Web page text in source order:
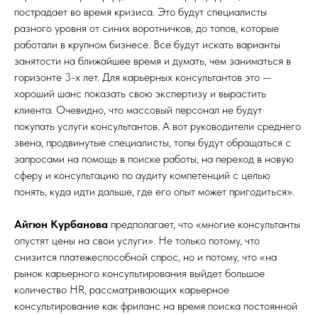
пострадает во время кризиса. Это будут специалисты
разного уровня от синих воротничков, до топов, которые
работали в крупном бизнесе. Все будут искать варианты
занятости на ближайшее время и думать, чем заниматься в
горизонте 3-х лет. Для карьерных консультантов это —
хороший шанс показать свою экспертизу и вырастить
клиента. Очевидно, что массовый персонал не будут
покупать услуги консультантов. А вот руководители среднего
звена, продвинутые специалисты, топы будут обращаться с
запросами на помощь в поиске работы, на переход в новую
сферу и консультацию по аудиту компетенций с целью
понять, куда идти дальше, где его опыт может пригодиться».
Айгюн Курбанова предполагает, что «многие консультанты
опустят цены на свои услуги». Не только потому, что
снизится платежеспособной спрос, но и потому, что «на
рынок карьерного консультирования выйдет большое
количество HR, рассматривающих карьерное
консультирование как фриланс на время поиска постоянной